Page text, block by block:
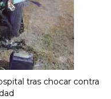
tras chocar contra